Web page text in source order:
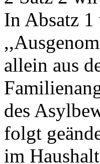
In Absatz 1
allein aus
des
folgt
im